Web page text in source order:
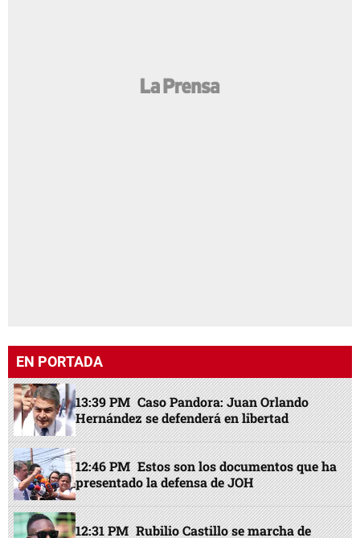
EN PORTADA
13:39 PM Caso Pandora: Juan Orlando
Hernández se defenderá en libertad
12:46 PM Estos son los documentos que ha
presentado la defensa de JOH
12:31 PM Rubilio Castillo se marcha de